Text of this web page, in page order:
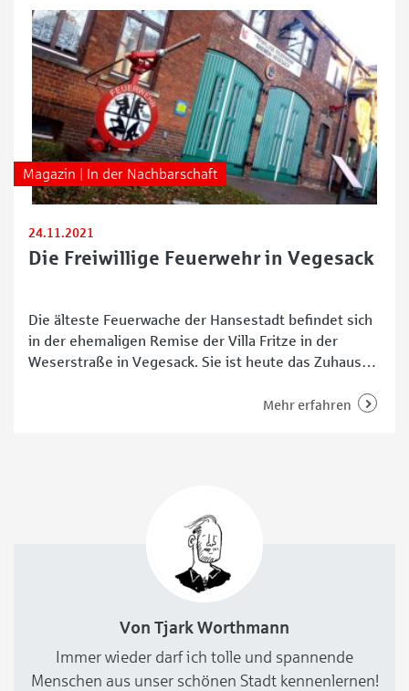
Magazin | In der Nachbarschaft
24.11.2021
Die Freiwillige Feuerwehr in Vegesack
Die älteste Feuerwache der Hansestadt befindet sich
in der ehemaligen Remise der Villa Fritze in der
Weserstraße in Vegesack. Sie ist heute das Zuhause
am 20. Mai 1897 als erste solche Gemeinschaft in
Mehr erfahren
Von Tjark Worthmann
Immer wieder darf ich tolle und spannende
Menschen aus unser schönen Stadt kennenlernen!